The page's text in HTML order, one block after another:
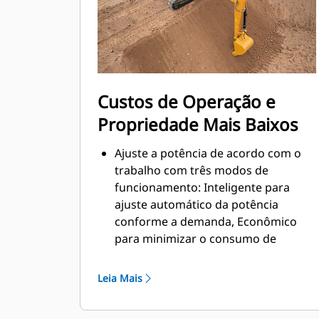
aprender sobre os recursos da
máquina e de tecnologia por meio de
um conjunto completo de vídeos
sobre "como fazer".
Custos de Operação e
Propriedade Mais Baixos
Ajuste a potência de acordo com o
trabalho com três modos de
funcionamento: Inteligente para
ajuste automático da potência
conforme a demanda, Econômico
para minimizar o consumo de
maximizar a produtividade.
estendidos e mais sincronizados,
Leia Mais